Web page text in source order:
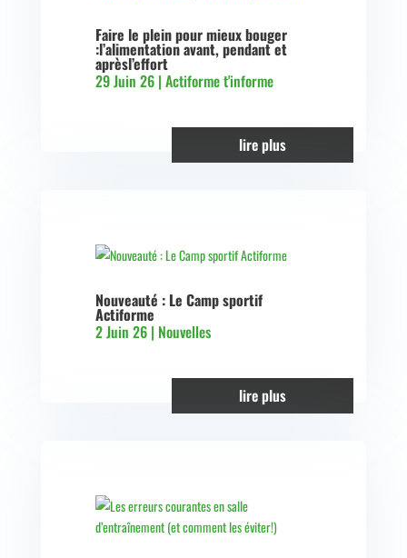
Faire le plein pour mieux bouger
:l’alimentation avant, pendant et
aprèsl’effort
29 Juin 26| Actiforme t'informe
lire plus
Nouveauté : Le Camp sportif
Actiforme
2 Juin 26| Nouvelles
lire plus